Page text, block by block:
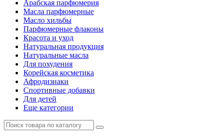
Арабская парфюмерия
Масла парфюмерные
Масло хильбы
Парфюмерные флаконы
Красота и уход
Натуральная продукция
Натуральные масла
Для похудения
Корейская косметика
Афродизиаки
Спортивные добавки
Для детей
Еще категории